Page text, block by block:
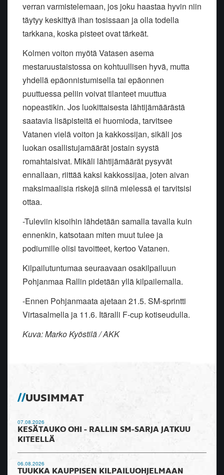
verran varmistelemaan, jos joku haastaa hyvin niin
täytyy keskittyä ihan tosissaan ja olla todella
tarkkana, koska pisteet ovat tärkeät.
Kolmen voiton myötä Vatasen asema
mestaruustaistossa on kohtuullisen hyvä, mutta
yhdellä epäonnistumisella tai epäonnen
puuttuessa peliin voivat tilanteet muuttua
nopeastikin. Jos luokittaisesta lähtijämäärästä
saatavia lisäpisteitä ei huomioda, tarvitsee
Vatanen vielä voiton ja kakkossijan, sikäli jos
luokan osallistujamäärät jostain syystä
romahtaisivat. Mikäli lähtijämäärät pysyvät
ennallaan, riittää kaksi kakkossijaa, joten aivan
maksimaalisia riskejä siinä mielessä ei tarvitsisi
ottaa.
-Tuleviin kisoihin lähdetään samalla tavalla kuin
ennenkin, katsotaan miten muut tulee ja
podiumille olisi tavoitteet, kertoo Vatanen.
Kilpailutuntumaa seuraavaan osakilpailuun
Pohjanmaa Rallin pidetään yllä kilpailemalla.
-Ennen Pohjanmaata ajetaan 21.5. SM-sprintti
Virtasalmella ja 11.6. Itäralli F-cup kotiseudulla.
Kuva: Marko Kyöstilä / AKK
UUSIMMAT
07.08.2026
KESÄTAUKO OHI - RALLIN SM-SARJA JATKUU
KITEELLÄ
06.08.2026
TUUKKA KAUPPISEN KILPAILUOHJELMAAN